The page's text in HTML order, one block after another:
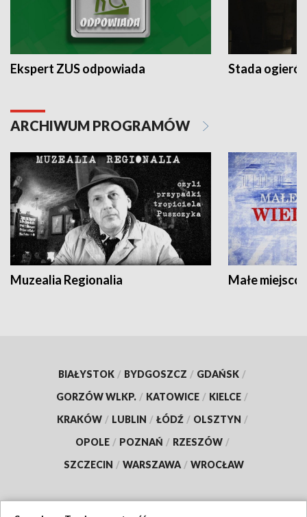
Ekspert ZUS odpowiada Stada
ARCHIWUM PROGRAMÓW
Muzealia Regionalia Małe
BIAŁYSTOK / BYDGOSZCZ / GDAŃSK /
GORZÓW WLKP. / KATOWICE / KIELCE /
KRAKÓW / LUBLIN / ŁÓDŹ / OLSZTYN /
OPOLE / POZNAŃ / RZESZÓW /
SZCZECIN / WARSZAWA / WROCŁAW